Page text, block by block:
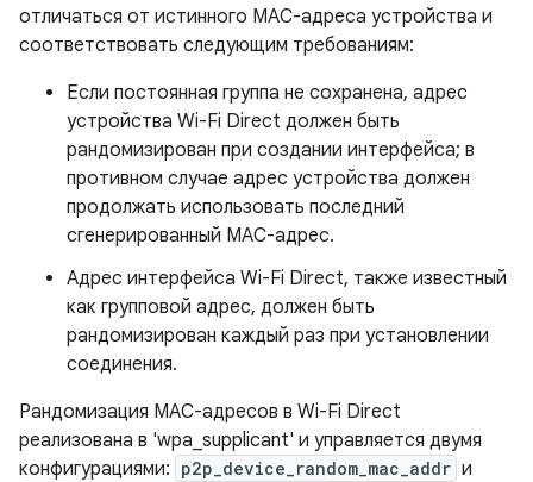
отличаться от истинного MAC-адреса устройства и
соответствовать следующим требованиям:
Если постоянная группа не сохранена, адрес
устройства Wi-Fi Direct должен быть
рандомизирован при создании интерфейса; в
противном случае адрес устройства должен
продолжать использовать последний
сгенерированный MAC-адрес.
Адрес интерфейса Wi-Fi Direct, также известный
как групповой адрес, должен быть
рандомизирован каждый раз при установлении
соединения.
Рандомизация MAC-адресов в Wi-Fi Direct
реализована в 'wpa_supplicant' и управляется двумя
конфигурациями: p2p_device_random_mac_addr и